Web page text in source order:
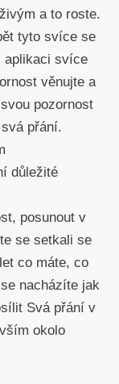
a to roste.
tyto svíce se
aplikaci svíce
věnujte a
pozornost
přání.
důležité
posunout v
se setkali se
co máte, co
nacházíte jak
Svá přání v
vším okolo